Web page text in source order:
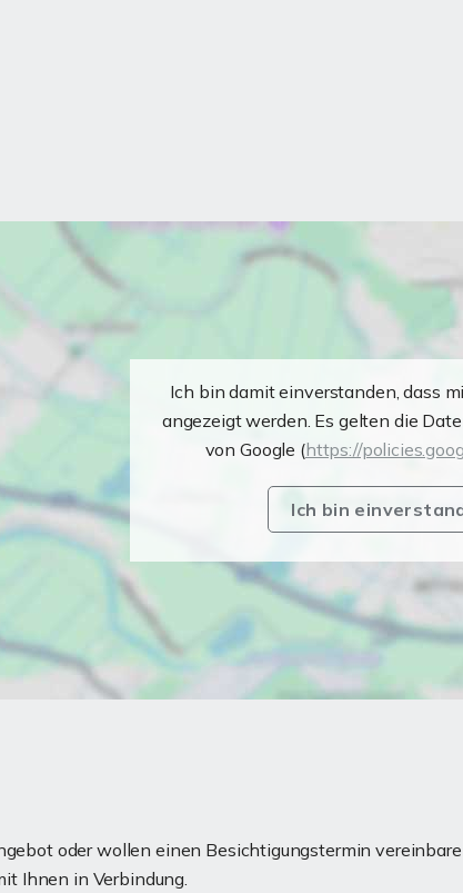
Ich bin damit einverstanden, dass
angezeigt werden. Es gelten die
von Google (https://
Ich bin
oder wollen einen Besichtigungstermin
Ihnen in Verbindung.